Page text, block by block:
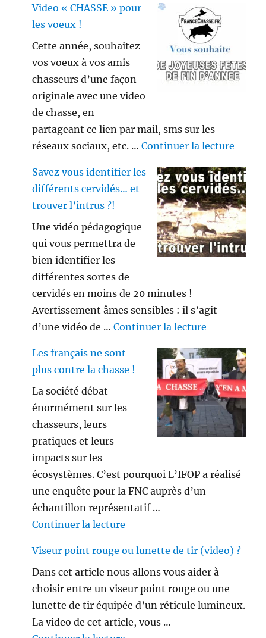
Video « CHASSE » pour
les voeux !
Cette année, souhaitez
vos voeux à vos amis
chasseurs d’une façon
originale avec une video
de chasse, en
partageant ce lien par mail, sms sur les
réseaux sociaux, etc. …Continuer la lecture
Savez vous identifier les
différents cervidés… et
trouver l’intrus ?!
Une vidéo pédagogique
qui vous permettra de
bien identifier les
différentes sortes de
cervidés en moins de 20 minutes !
Avertissement âmes sensibles : il s’agit
d’une vidéo de …Continuer la lecture
Les français ne sont
plus contre la chasse !
La société débat
énormément sur les
chasseurs, leurs
pratiques et leurs
impacts sur les
écosystèmes. C’est pourquoi L’IFOP a réalisé
une enquête pour la FNC auprès d’un
échantillon représentatif …
Continuer la lecture
Viseur point rouge ou lunette de tir (video) ?
Dans cet article nous allons vous aider à
choisir entre un viseur point rouge ou une
lunette de tir équipée d’un réticule lumineux.
La video de cet article, vous …